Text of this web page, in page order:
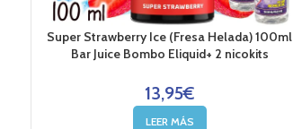
Super Strawberry Ice (Fresa Helada) 100ml
Bar Juice Bombo Eliquid+ 2 nicokits
13,95€
LEER MÁS